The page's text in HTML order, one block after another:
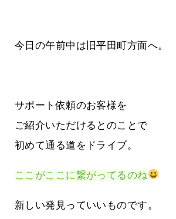
今日の午前中は旧平田町方面へ。
サポート依頼のお客様を
ご紹介いただけるとのことで
初めて通る道をドライブ。
ここがここに繋がってるのね
新しい発見っていいものです。